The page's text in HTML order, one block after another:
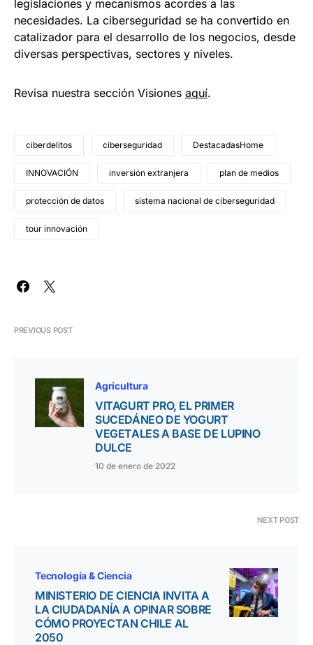
legislaciones y mecanismos acordes a las
necesidades. La ciberseguridad se ha convertido en
catalizador para el desarrollo de los negocios, desde
diversas perspectivas, sectores y niveles.
Revisa nuestra sección Visiones aquí.
ciberdelitos ciberseguridad DestacadasHome
INNOVACIÓN inversión extranjera plan de medios
protección de datos sistema nacional de ciberseguridad
tour innovación
PREVIOUS POST
Agricultura
VITAGURT PRO, EL PRIMER
SUCEDÁNEO DE YOGURT
VEGETALES A BASE DE LUPINO
DULCE
10 de enero de 2022
NEXT POST
Tecnología & Ciencia
MINISTERIO DE CIENCIA INVITA A
LA CIUDADANÍA A OPINAR SOBRE
CÓMO PROYECTAN CHILE AL
2050